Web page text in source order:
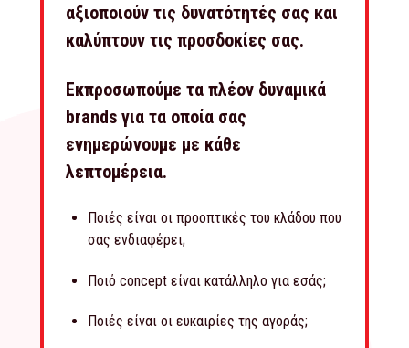
αξιοποιούν τις δυνατότητές σας και
καλύπτουν τις προσδοκίες σας.
Εκπροσωπούμε τα πλέον δυναμικά
brands για τα οποία σας
ενημερώνουμε με κάθε
λεπτομέρεια.
Ποιές είναι οι προοπτικές του κλάδου που
σας ενδιαφέρει;
Ποιό concept είναι κατάλληλο για εσάς;
Ποιές είναι οι ευκαιρίες της αγοράς;